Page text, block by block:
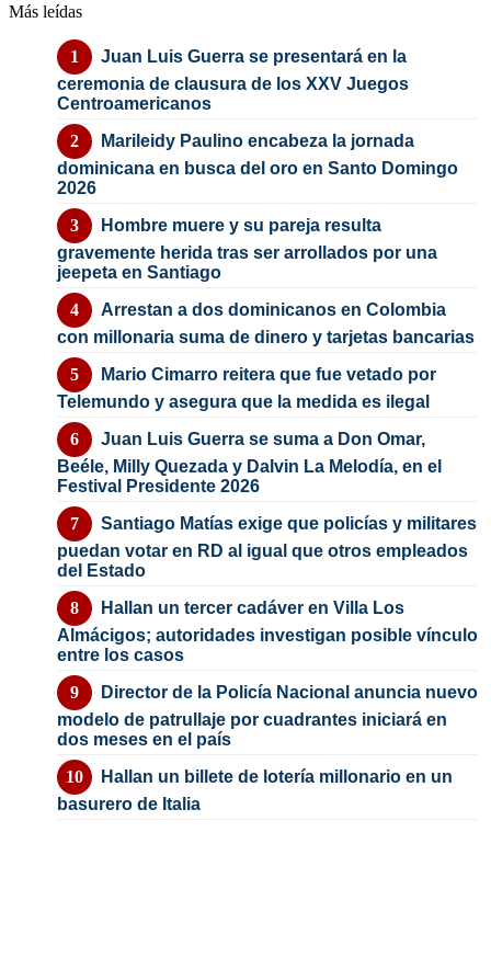
Más leídas
Juan Luis Guerra se presentará en la
ceremonia de clausura de los XXV Juegos
Centroamericanos
Marileidy Paulino encabeza la jornada
dominicana en busca del oro en Santo Domingo
2026
Hombre muere y su pareja resulta
gravemente herida tras ser arrollados por una
jeepeta en Santiago
Arrestan a dos dominicanos en Colombia
con millonaria suma de dinero y tarjetas bancarias
Mario Cimarro reitera que fue vetado por
Telemundo y asegura que la medida es ilegal
Juan Luis Guerra se suma a Don Omar,
Beéle, Milly Quezada y Dalvin La Melodía, en el
Festival Presidente 2026
Santiago Matías exige que policías y militares
puedan votar en RD al igual que otros empleados
del Estado
Hallan un tercer cadáver en Villa Los
Almácigos; autoridades investigan posible vínculo
entre los casos
Director de la Policía Nacional anuncia nuevo
modelo de patrullaje por cuadrantes iniciará en
dos meses en el país
Hallan un billete de lotería millonario en un
basurero de Italia